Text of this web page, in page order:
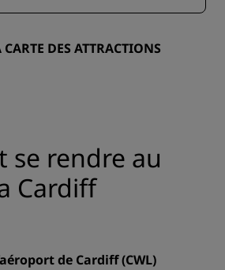
DES ATTRACTIONS
se rendre au
Cardiff
de Cardiff (CWL)